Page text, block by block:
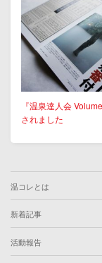
『温泉達人会
されました
温コレとは
新着記事
活動報告